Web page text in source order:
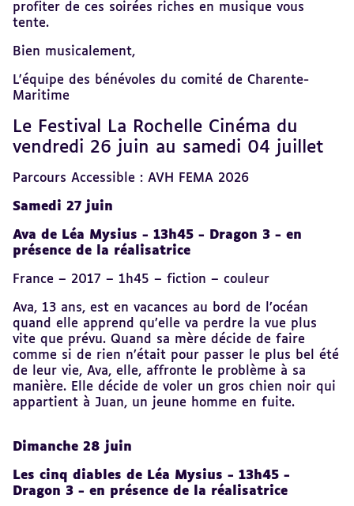
profiter de ces soirées riches en musique vous
tente.
Bien musicalement,
L'équipe des bénévoles du comité de Charente-
Maritime
Le Festival La Rochelle Cinéma du
vendredi 26 juin au samedi 04 juillet
Parcours Accessible : AVH FEMA 2026
Samedi 27 juin
Ava de Léa Mysius - 13h45 - Dragon 3 - en
présence de la réalisatrice
France – 2017 – 1h45 – fiction – couleur
Ava, 13 ans, est en vacances au bord de l’océan
quand elle apprend qu’elle va perdre la vue plus
vite que prévu. Quand sa mère décide de faire
comme si de rien n’était pour passer le plus bel été
de leur vie, Ava, elle, affronte le problème à sa
manière. Elle décide de voler un gros chien noir qui
appartient à Juan, un jeune homme en fuite.
Dimanche 28 juin
Les cinq diables de Léa Mysius - 13h45 -
Dragon 3 - en présence de la réalisatrice
Revenir
au
sommaire